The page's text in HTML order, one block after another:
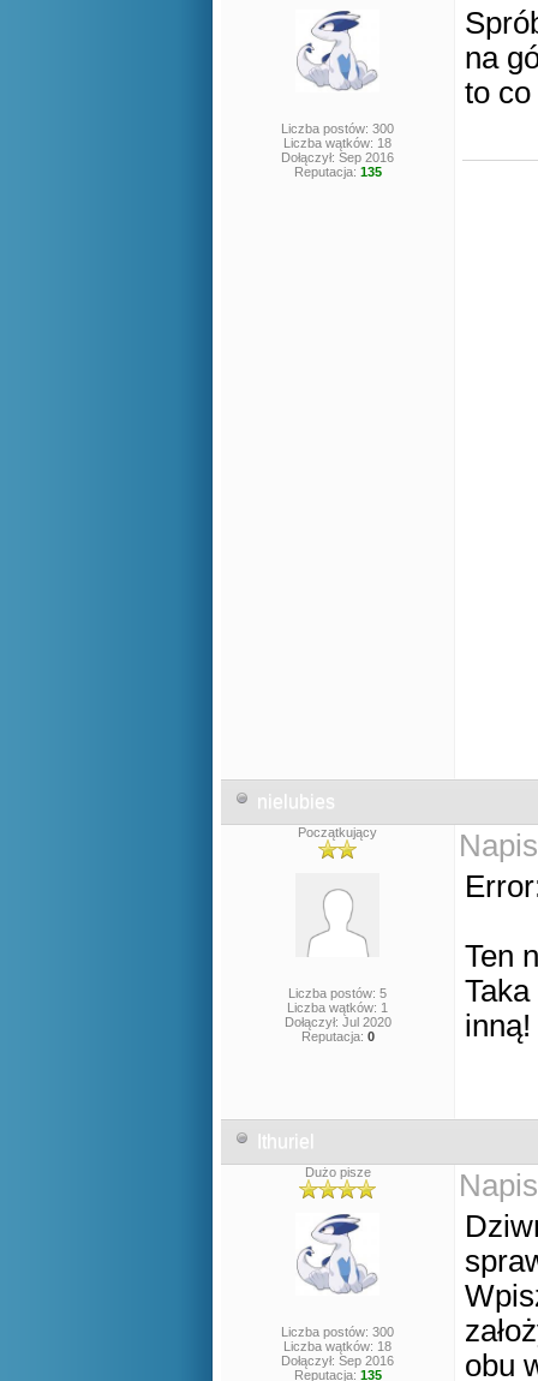
Liczba postów: 300
Liczba wątków: 18
Dołączył: Sep 2016
Reputacja: 135
na
to
nielubies
Początkujący
Liczba postów: 5
Liczba wątków: 1
Dołączył: Jul 2020
Reputacja: 0
Ten
inną!
Ithuriel
Dużo pisze
Liczba postów: 300
Liczba wątków: 18
Dołączył: Sep 2016
Reputacja: 135
obu